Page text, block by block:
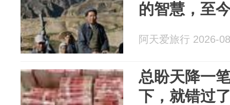
的智慧，至
阿天爱旅行 2026-
总盼天降一
下，就错过